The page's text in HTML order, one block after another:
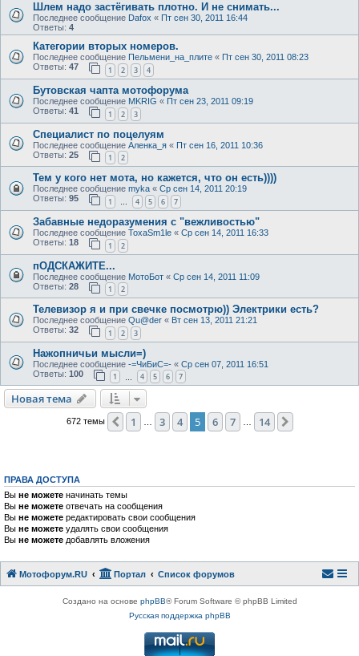
Шлем надо застёгивать плотно. И не снимать...
Последнее сообщение Dafox « Пт сен 30, 2011 16:44
Ответы: 4
Категории вторых номеров.
Последнее сообщение Пельмени_на_плите « Пт сен 30, 2011 08:23
Ответы: 47 1 2 3 4
Бутовская чапта мотофорума
Последнее сообщение MKRIG « Пт сен 23, 2011 09:19
Ответы: 41 1 2 3
Специалист по поцелуям
Последнее сообщение Аленка_я « Пт сен 16, 2011 10:36
Ответы: 25 1 2
Тем у кого нет мота, но кажется, что он есть))))
Последнее сообщение myka « Ср сен 14, 2011 20:19
Ответы: 95 1 … 4 5 6 7
Забавные недоразумения с "вежливостью"
Последнее сообщение ToxaSm1le « Ср сен 14, 2011 16:33
Ответы: 18 1 2
пОДСКАЖИТЕ...
Последнее сообщение МотоБот « Ср сен 14, 2011 11:09
Ответы: 28 1 2
Телевизор я и при свечке посмотрю)) Электрики есть?
Последнее сообщение Qu@der « Вт сен 13, 2011 21:21
Ответы: 32 1 2 3
Нажопничьи мысли=)
Последнее сообщение -=ЧиБиС=- « Ср сен 07, 2011 16:51
Ответы: 100 1 4 5 6 7
Новая тема
672 темы Пред.
1 … 3 4 5 6 7 … 14
ПРАВА ДОСТУПА
Вы не можете начинать темы
Вы не можете отвечать на сообщения
Вы не можете редактировать свои сообщения
Вы не можете удалять свои сообщения
Вы не можете добавлять вложения
Мотофорум.RU Портал Список форумов
Создано на основе phpBB® Forum Software © phpBB Limited
Русская поддержка phpBB